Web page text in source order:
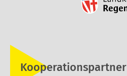
Kooperationspartner